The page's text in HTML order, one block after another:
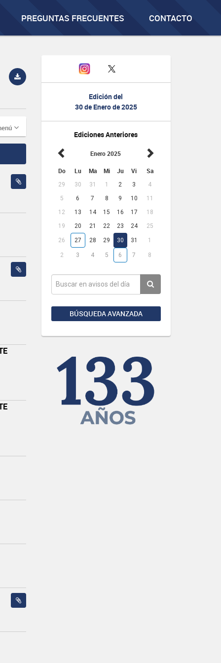
PREGUNTAS FRECUENTES CONTACTO
Edición del
30 de Enero de 2025
Ediciones Anteriores
Enero 2025
Do Lu Ma Mi Ju Vi Sa
29 30 31 1 2 3
4
5
6 7 8 9 10
11
12
13 14 15 16 17
18
19
20 21 22 23 24 25
26 27 28 29 30 31 1
2 3 4 5 6 7 8
BÚSQUEDA AVANZADA